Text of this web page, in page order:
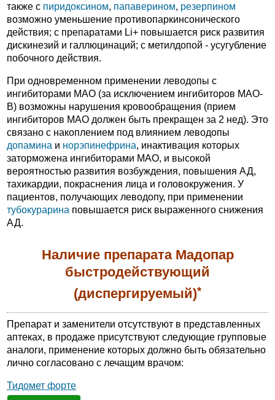
также с пиридоксином, папаверином, резерпином
возможно уменьшение противопаркинсонического
действия; с препаратами Li+ повышается риск развития
дискинезий и галлюцинаций; с метилдопой - усугубление
побочного действия.
При одновременном применении леводопы с
ингибиторами МАО (за исключением ингибиторов МАО-
В) возможны нарушения кровообращения (прием
ингибиторов МАО должен быть прекращен за 2 нед). Это
связано с накоплением под влиянием леводопы
допамина и норэпинефрина, инактивация которых
заторможена ингибиторами МАО, и высокой
вероятностью развития возбуждения, повышения АД,
тахикардии, покраснения лица и головокружения. У
пациентов, получающих леводопу, при применении
тубокурарина повышается риск выраженного снижения
АД.
Наличие препарата Мадопар
быстродействующий
(диспергируемый)*
Препарат и заменители отсутствуют в представленных
аптеках, в продаже присутствуют следующие групповые
аналоги, применение которых должно быть обязательно
лично согласовано с лечащим врачом:
Тидомет форте